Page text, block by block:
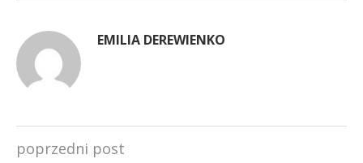
EMILIA DEREWIENKO
poprzedni post